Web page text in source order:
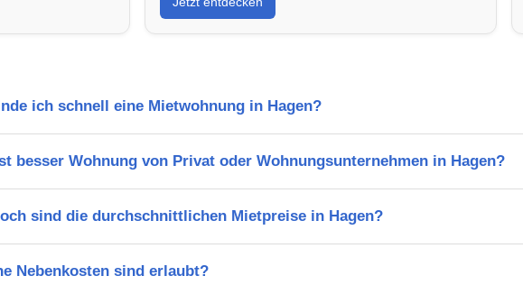
ich schnell eine Mietwohnung in Hagen?
besser Wohnung von Privat oder Wohnungsunternehmen in Hagen?
sind die durchschnittlichen Mietpreise in Hagen?
Nebenkosten sind erlaubt?